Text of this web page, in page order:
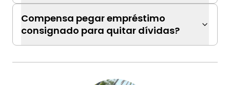
Compensa pegar empréstimo
consignado para quitar dívidas?